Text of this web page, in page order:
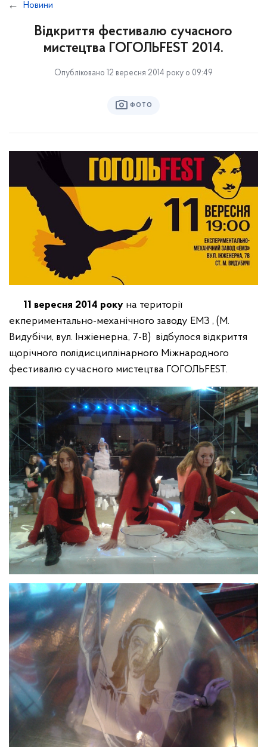
Новини
Відкриття фестивалю сучасного
мистецтва ГОГОЛЬFEST 2014.
Опубліковано 12 вересня 2014 року о 09:49
ФОТО
11 вересня 2014 року на території
екпериментально-механічного заводу ЕМЗ , (М.
Видубічи, вул. Інжіенерна, 7-В) відбулося відкриття
щорічного полідисциплінарного Міжнародного
фестивалю сучасного мистецтва ГОГОЛЬFEST.